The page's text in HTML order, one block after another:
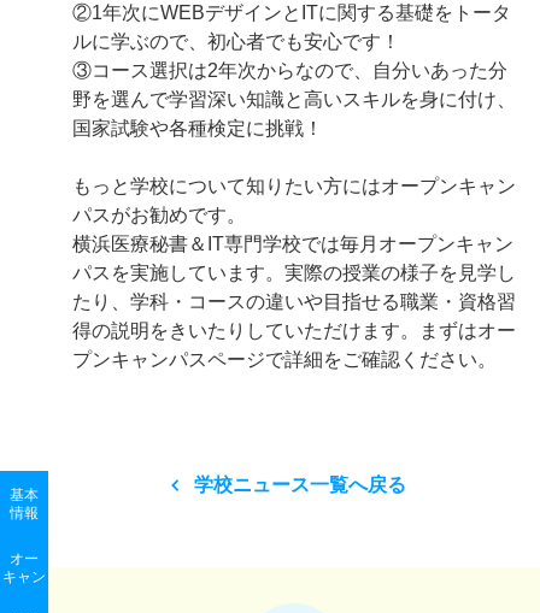
基本
情報
オー
キャン
②1年次にWEBデザインとITに関する基礎をトータ
ルに学ぶので、初心者でも安心です！
③コース選択は2年次からなので、自分いあった分
野を選んで学習深い知識と高いスキルを身に付け、
国家試験や各種検定に挑戦！
もっと学校について知りたい方にはオープンキャン
パスがお勧めです。
横浜医療秘書＆IT専門学校では毎月オープンキャン
パスを実施しています。実際の授業の様子を見学し
たり、学科・コースの違いや目指せる職業・資格習
得の説明をきいたりしていただけます。まずはオー
プンキャンパスページで詳細をご確認ください。
学校ニュース一覧へ戻る